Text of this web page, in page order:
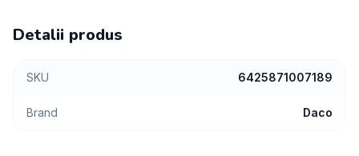
Detalii produs
SKU 6425871007189
Brand Daco